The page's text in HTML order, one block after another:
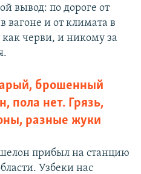
вывод: по дороге от
вагоне и от климата в
черви, и никому за
брошенный
пола нет. Грязь,
разные жуки
прибыл на станцию
Узбеки нас